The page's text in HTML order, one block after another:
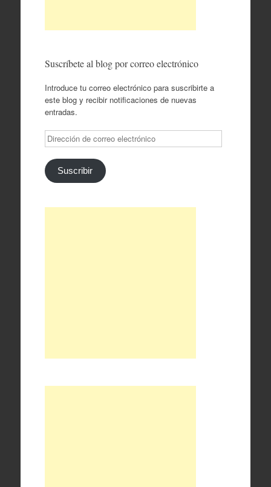
Suscríbete al blog por correo electrónico
Introduce tu correo electrónico para suscribirte a
este blog y recibir notificaciones de nuevas
entradas.
Dirección
de
correo
electrónico
Suscribir